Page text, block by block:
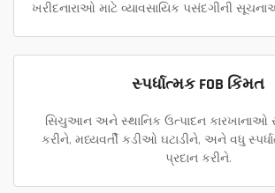
ખરીદનારાઓ માટે વ્યાવસાયિક પસંદગીની
સ્પર્ધાત્મક FOB કિંમત
સિચુઆન અને સ્થાનિક ઉત્પાદન કારખાનાઓ
કરીને, મધ્યવર્તી કડીઓ ઘટાડીને, અને વધુ
પ્રદાન કરીને.